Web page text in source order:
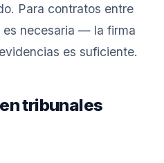
Para contratos entre
necesaria — la firma
es suficiente.
tribunales